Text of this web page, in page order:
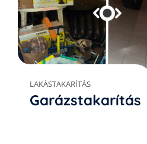
LAKÁSTAKARÍTÁS
Garázstakarítás